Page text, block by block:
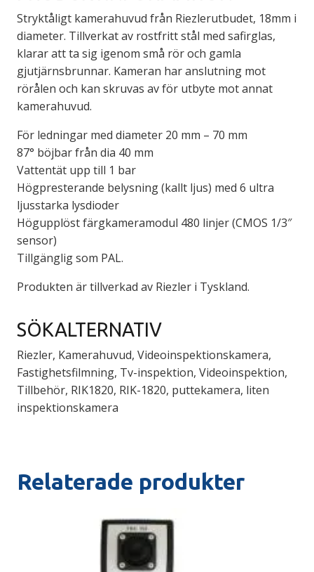
Stryktåligt kamerahuvud från Riezlerutbudet, 18mm i
diameter. Tillverkat av rostfritt stål med safirglas,
klarar att ta sig igenom små rör och gamla
gjutjärnsbrunnar. Kameran har anslutning mot
rörålen och kan skruvas av för utbyte mot annat
kamerahuvud.
För ledningar med diameter 20 mm – 70 mm
87° böjbar från dia 40 mm
Vattentät upp till 1 bar
Högpresterande belysning (kallt ljus) med 6 ultra
ljusstarka lysdioder
Högupplöst färgkameramodul 480 linjer (CMOS 1/3″
sensor)
Tillgänglig som PAL.
Produkten är tillverkad av Riezler i Tyskland.
SÖKALTERNATIV
Riezler, Kamerahuvud, Videoinspektionskamera,
Fastighetsfilmning, Tv-inspektion, Videoinspektion,
Tillbehör, RIK1820, RIK-1820, puttekamera, liten
inspektionskamera
Relaterade produkter